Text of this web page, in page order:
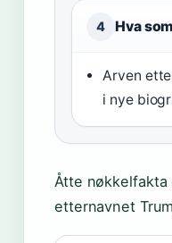
4 Hva
Arven
i nye
Åtte
etternavnet